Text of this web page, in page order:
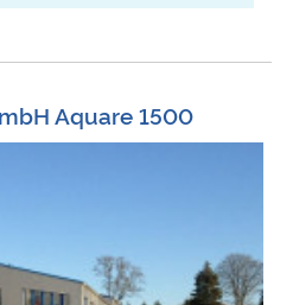
Aquare 1500